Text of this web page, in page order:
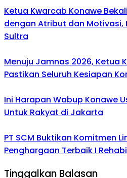
Ketua Kwarcab Konawe
dengan Atribut dan Motivasi,
Sultra
Menuju Jamnas 2026, Ketua
Pastikan Seluruh Kesiapan
Ini Harapan Wabup Konawe
Untuk Rakyat di Jakarta
PT SCM Buktikan Komitmen
Penghargaan Terbaik I
Tinggalkan Balasan